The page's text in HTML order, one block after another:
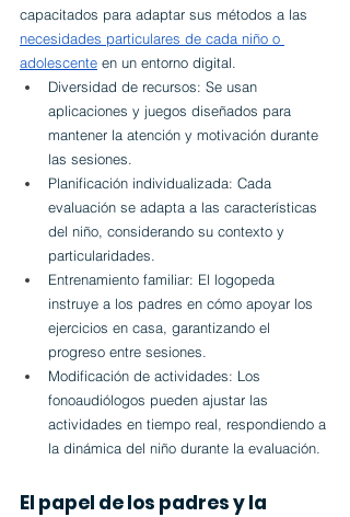
capacitados para adaptar sus métodos a las
necesidades particulares de cada niño o
adolescente en un entorno digital.
Diversidad de recursos: Se usan
aplicaciones y juegos diseñados para
mantener la atención y motivación durante
las sesiones.
Planificación individualizada: Cada
evaluación se adapta a las características
del niño, considerando su contexto y
particularidades.
Entrenamiento familiar: El logopeda
instruye a los padres en cómo apoyar los
ejercicios en casa, garantizando el
progreso entre sesiones.
Modificación de actividades: Los
fonoaudiólogos pueden ajustar las
actividades en tiempo real, respondiendo a
la dinámica del niño durante la evaluación.
El papel de los padres y la